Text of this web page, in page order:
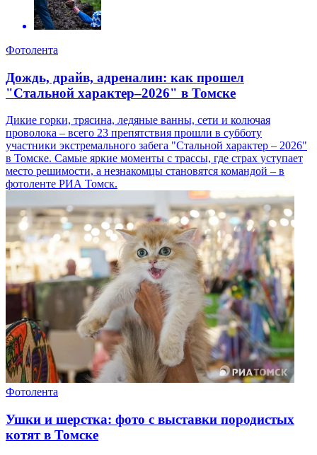
Фотолента
Дождь, драйв, адреналин: как прошел
"Стальной характер–2026" в Томске
Дикие горки, трясина, ледяные ванны, сети и колючая
проволока – всего 23 препятствия прошли в субботу
участники экстремального забега "Стальной характер – 2026"
в Томске. Самые яркие моменты с трассы, где страх уступает
место решимости, а незнакомцы становятся командой – в
фотоленте РИА Томск.
Фотолента
Ушки и шерстка: фото с выставки породистых
котят в Томске